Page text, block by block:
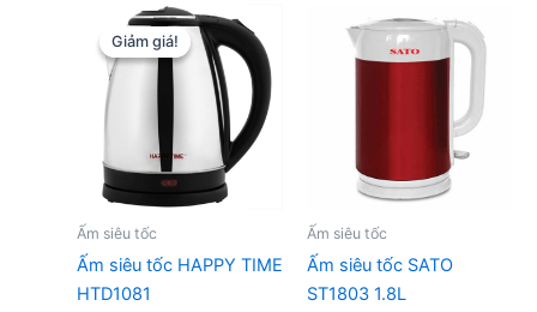
1.790.000 ₫.là:
1.044.000 ₫.
350.000 ₫.là:
295.000 ₫.
Giảm giá!
Giảm giá!
Ấm siêu tốc
Ấm siêu tốc HAPPY TIME
HTD1081
Ấm siêu tốc
Ấm siêu tốc SATO
ST1803 1.8L